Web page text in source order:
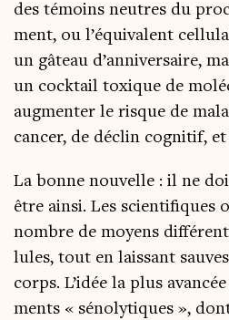
des témoins neutres du
ment, ou l’é­qui­valent
un gâteau d’an­ni­ver­saire,
un cock­tail toxique de
aug­men­ter le risque de
can­cer, de déclin cog­ni­tif,
La bonne nou­velle : il ne
être ain­si. Les scien­ti­fiques
nombre de moyens
lules, tout en lais­sant
corps. L’i­dée la plus
ments « séno­ly­tiques »,